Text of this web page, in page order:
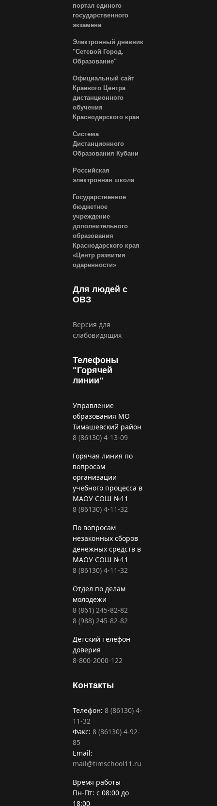
портал единого
государственного
экзамена
Электронный дневник
"Сетевой Город.
Образование"
Официальный сайт
Краевого Центра
дистанционного
обучения
Краснодарского края
Система
Дистанционного
Образования Кубани
Российская
электронная школа
Государственное
бюджетное
учреждение
дополнительного
образования
Краснодарского края
«Центр развития
одаренности»
Для людей с
ОВЗ
Версия для
слабовидящих
Телефоны
"Горячей
линии"
Управление
образования МО
Тимашевский район
8 (86130) 4-13-09
Горячая линия по
вопросам
организации
учебного процесса в
МАОУ СОШ №11
8 (86130) 4-11-32
По вопросам
незаконных сборов
денежных средств в
МАОУ СОШ №11
8 (86130) 4-11-32
Отдел по делам
молодежи
8 (861) 245-82-82
8 (988) 245-82-82
Детский телефон
доверия
8-800-2000-122
Контакты
Телефон: 8 (86130) 4-
11-32
Факс: 8 (86130) 4-92-
85
Email:
mail@timschool11.ru
Время работы
Пн-Пт: с 08:00 до
18:00